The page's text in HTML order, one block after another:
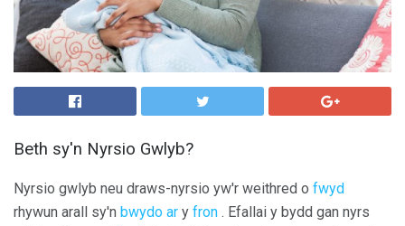
Beth sy'n Nyrsio Gwlyb?
Nyrsio gwlyb neu draws-nyrsio yw'r weithred o fwyd
rhywun arall sy'n bwydo ar y fron . Efallai y bydd gan nyrs